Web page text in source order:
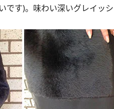
です)。味わい深いグレイッ